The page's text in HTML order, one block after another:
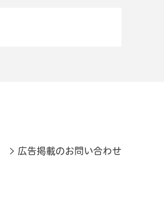
広告掲載のお問い合わせ